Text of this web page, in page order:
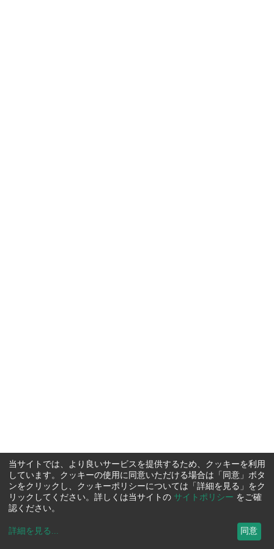
当サイトでは、より良いサービスを提供するため、クッキーを利用
しています。クッキーの使用に同意いただける場合は「同意」ボタ
ンをクリックし、クッキーポリシーについては「詳細を見る」をク
リックしてください。詳しくは当サイトの サイトポリシー をご確
認ください。
詳細を見る ... 同意